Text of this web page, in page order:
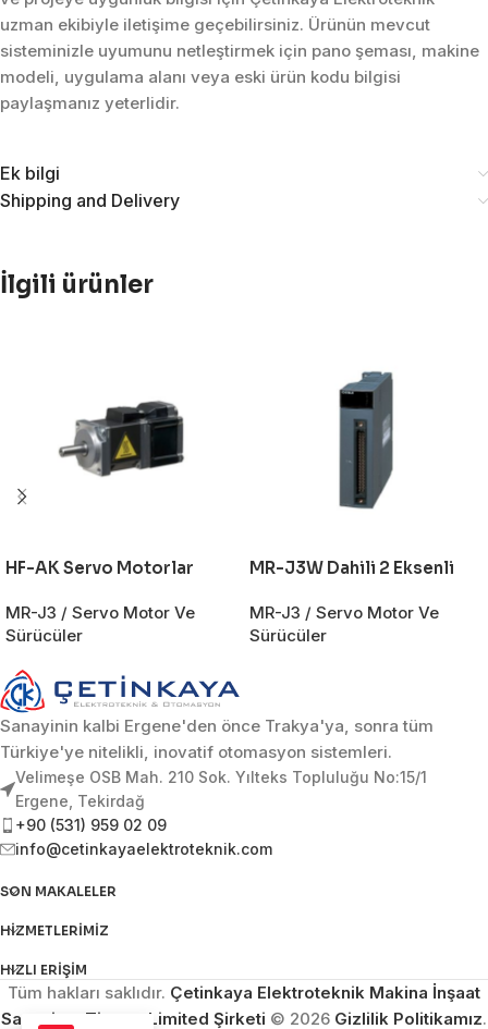
uzman ekibiyle iletişime geçebilirsiniz. Ürünün mevcut
sisteminizle uyumunu netleştirmek için pano şeması, makine
modeli, uygulama alanı veya eski ürün kodu bilgisi
paylaşmanız yeterlidir.
Ek bilgi
Shipping and Delivery
İlgili ürünler
HF-AK Servo Motorlar
MR-J3 / Servo Motor Ve
Sürücüler
MR-J3W Dahili 2 Eksenli
MR-J3 / Servo Motor Ve
Sürücüler
Sanayinin kalbi Ergene'den önce Trakya'ya, sonra tüm
Türkiye'ye nitelikli, inovatif otomasyon sistemleri.
Velimeşe OSB Mah. 210 Sok. Yılteks Topluluğu No:15/1
Ergene, Tekirdağ
+90 (531) 959 02 09
info@cetinkayaelektroteknik.com
SON MAKALELER
HIZMETLERIMIZ
HIZLI ERIŞIM
Tüm hakları saklıdır. Çetinkaya Elektroteknik Makina İnşaat
Sanayi ve Ticaret Limited Şirketi © 2026 Gizlilik Politikamız.